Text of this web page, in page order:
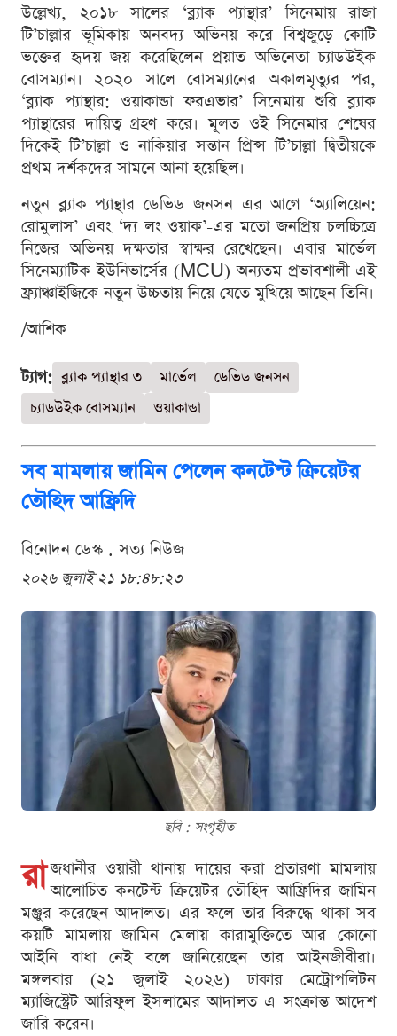
উল্লেখ্য, ২০১৮ সালের ‘ব্ল্যাক প্যান্থার’ সিনেমায় রাজা
টি’চাল্লার ভূমিকায় অনবদ্য অভিনয় করে বিশ্বজুড়ে কোটি
ভক্তের হৃদয় জয় করেছিলেন প্রয়াত অভিনেতা চ্যাডউইক
বোসম্যান। ২০২০ সালে বোসম্যানের অকালমৃত্যুর পর,
‘ব্ল্যাক প্যান্থার: ওয়াকান্ডা ফরএভার’ সিনেমায় শুরি ব্ল্যাক
প্যান্থারের দায়িত্ব গ্রহণ করে। মূলত ওই সিনেমার শেষের
দিকেই টি’চাল্লা ও নাকিয়ার সন্তান প্রিন্স টি’চাল্লা দ্বিতীয়কে
প্রথম দর্শকদের সামনে আনা হয়েছিল।
নতুন ব্ল্যাক প্যান্থার ডেভিড জনসন এর আগে ‘অ্যালিয়েন:
রোমুলাস’ এবং ‘দ্য লং ওয়াক’-এর মতো জনপ্রিয় চলচ্চিত্রে
নিজের অভিনয় দক্ষতার স্বাক্ষর রেখেছেন। এবার মার্ভেল
সিনেম্যাটিক ইউনিভার্সের (MCU) অন্যতম প্রভাবশালী এই
ফ্র্যাঞ্চাইজিকে নতুন উচ্চতায় নিয়ে যেতে মুখিয়ে আছেন তিনি।
/আশিক
ট্যাগ: ব্ল্যাক প্যান্থার ৩ মার্ভেল
ডেভিড জনসন
চ্যাডউইক বোসম্যান
ওয়াকান্ডা
সব মামলায় জামিন পেলেন কনটেন্ট ক্রিয়েটর
তৌহিদ আফ্রিদি
বিনোদন ডেস্ক . সত্য নিউজ
২০২৬ জুলাই ২১ ১৮:৪৮:২৩
ছবি : সংগৃহীত
রা জধানীর ওয়ারী থানায় দায়ের করা প্রতারণা মামলায়
আলোচিত কনটেন্ট ক্রিয়েটর তৌহিদ আফ্রিদির জামিন
মঞ্জুর করেছেন আদালত। এর ফলে তার বিরুদ্ধে থাকা সব
কয়টি মামলায় জামিন মেলায় কারামুক্তিতে আর কোনো
আইনি বাধা নেই বলে জানিয়েছেন তার আইনজীবীরা।
মঙ্গলবার (২১ জুলাই ২০২৬) ঢাকার মেট্রোপলিটন
ম্যাজিস্ট্রেট আরিফুল ইসলামের আদালত এ সংক্রান্ত আদেশ
জারি করেন।